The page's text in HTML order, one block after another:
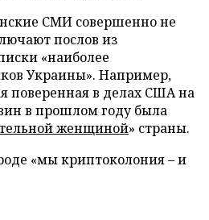
СМИ совершенно не
послов из
«наиболее
Украины». Например,
поверенная в делах США на
в прошлом году была
женщиной» страны.
«мы криптоколония – и